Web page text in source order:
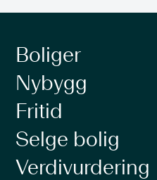
Boliger
Nybygg
Fritid
Selge bolig
Verdivurdering